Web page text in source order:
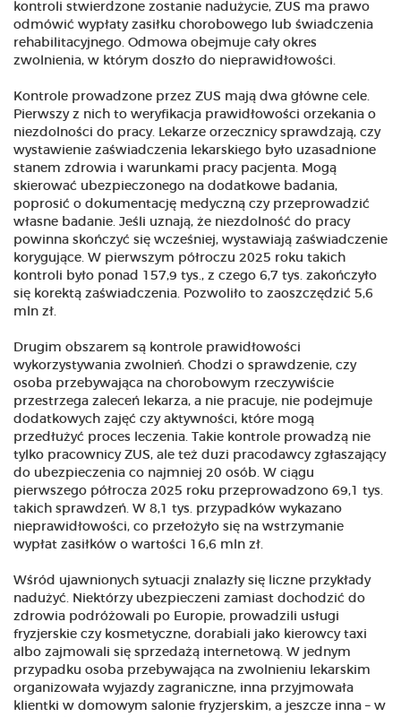
kontroli stwierdzone zostanie nadużycie, ZUS ma prawo
odmówić wypłaty zasiłku chorobowego lub świadczenia
rehabilitacyjnego. Odmowa obejmuje cały okres
zwolnienia, w którym doszło do nieprawidłowości.
Kontrole prowadzone przez ZUS mają dwa główne cele.
Pierwszy z nich to weryfikacja prawidłowości orzekania o
niezdolności do pracy. Lekarze orzecznicy sprawdzają, czy
wystawienie zaświadczenia lekarskiego było uzasadnione
stanem zdrowia i warunkami pracy pacjenta. Mogą
skierować ubezpieczonego na dodatkowe badania,
poprosić o dokumentację medyczną czy przeprowadzić
własne badanie. Jeśli uznają, że niezdolność do pracy
powinna skończyć się wcześniej, wystawiają zaświadczenie
korygujące. W pierwszym półroczu 2025 roku takich
kontroli było ponad 157,9 tys., z czego 6,7 tys. zakończyło
się korektą zaświadczenia. Pozwoliło to zaoszczędzić 5,6
mln zł.
Drugim obszarem są kontrole prawidłowości
wykorzystywania zwolnień. Chodzi o sprawdzenie, czy
osoba przebywająca na chorobowym rzeczywiście
przestrzega zaleceń lekarza, a nie pracuje, nie podejmuje
dodatkowych zajęć czy aktywności, które mogą
przedłużyć proces leczenia. Takie kontrole prowadzą nie
tylko pracownicy ZUS, ale też duzi pracodawcy zgłaszający
do ubezpieczenia co najmniej 20 osób. W ciągu
pierwszego półrocza 2025 roku przeprowadzono 69,1 tys.
takich sprawdzeń. W 8,1 tys. przypadków wykazano
nieprawidłowości, co przełożyło się na wstrzymanie
wypłat zasiłków o wartości 16,6 mln zł.
Wśród ujawnionych sytuacji znalazły się liczne przykłady
nadużyć. Niektórzy ubezpieczeni zamiast dochodzić do
zdrowia podróżowali po Europie, prowadzili usługi
fryzjerskie czy kosmetyczne, dorabiali jako kierowcy taxi
albo zajmowali się sprzedażą internetową. W jednym
przypadku osoba przebywająca na zwolnieniu lekarskim
organizowała wyjazdy zagraniczne, inna przyjmowała
klientki w domowym salonie fryzjerskim, a jeszcze inna – w